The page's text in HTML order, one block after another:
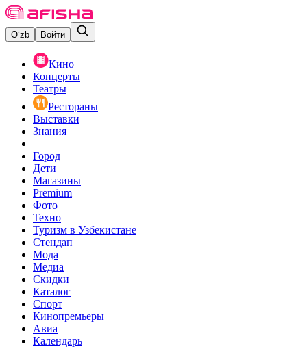
O‘zb Войти
Кино
Концерты
Театры
Рестораны
Выставки
Знания
Город
Дети
Магазины
Premium
Фото
Техно
Туризм в Узбекистане
Стендап
Мода
Медиа
Скидки
Каталог
Спорт
Кинопремьеры
Авиа
Календарь